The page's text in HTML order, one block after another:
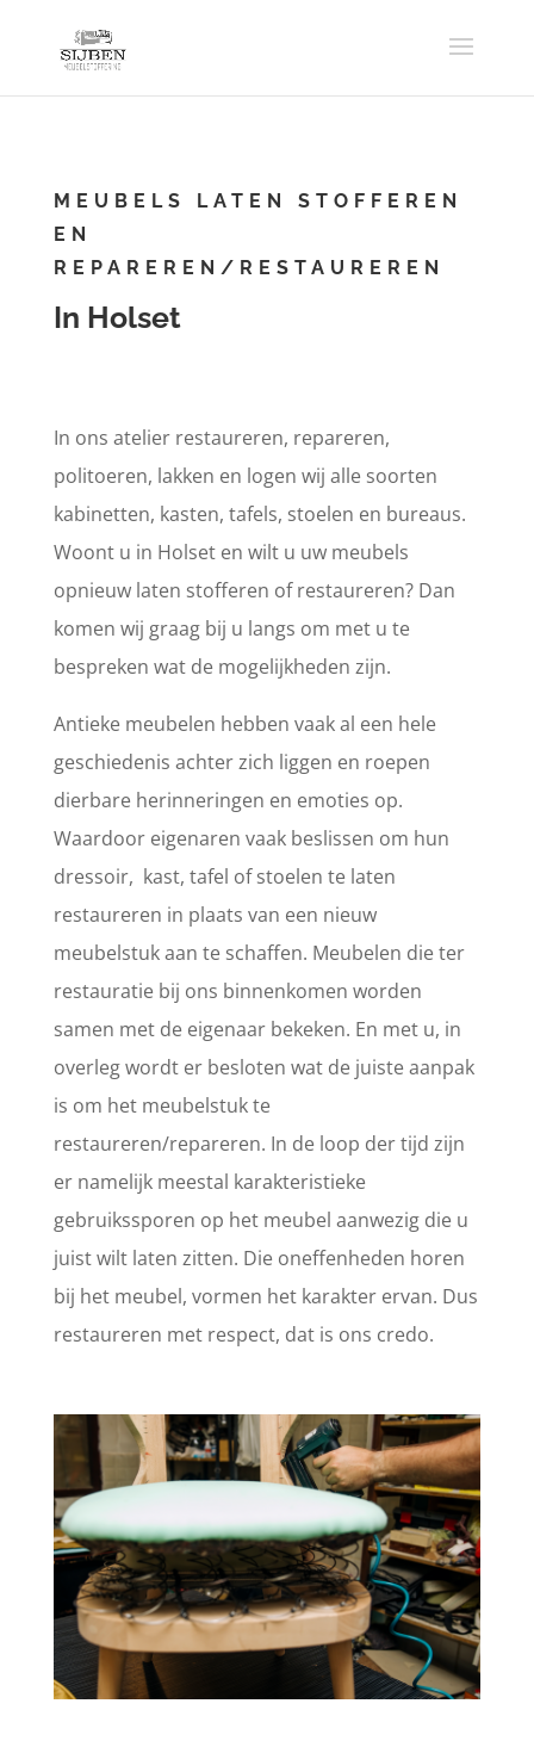
MEUBELS LATEN STOFFEREN
EN
REPAREREN/RESTAUREREN
In Holset
In ons atelier restaureren, repareren,
politoeren, lakken en logen wij alle soorten
kabinetten, kasten, tafels, stoelen en bureaus.
Woont u in Holset en wilt u uw meubels
opnieuw laten stofferen of restaureren? Dan
komen wij graag bij u langs om met u te
bespreken wat de mogelijkheden zijn.
Antieke meubelen hebben vaak al een hele
geschiedenis achter zich liggen en roepen
dierbare herinneringen en emoties op.
Waardoor eigenaren vaak beslissen om hun
dressoir, kast, tafel of stoelen te laten
restaureren in plaats van een nieuw
meubelstuk aan te schaffen. Meubelen die ter
restauratie bij ons binnenkomen worden
samen met de eigenaar bekeken. En met u, in
overleg wordt er besloten wat de juiste aanpak
is om het meubelstuk te
restaureren/repareren. In de loop der tijd zijn
er namelijk meestal karakteristieke
gebruikssporen op het meubel aanwezig die u
juist wilt laten zitten. Die oneffenheden horen
bij het meubel, vormen het karakter ervan. Dus
restaureren met respect, dat is ons credo.